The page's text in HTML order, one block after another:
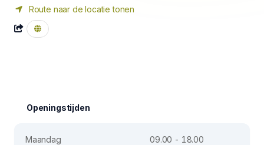
Route naar de locatie tonen
Openingstijden
Maandag
09.00 - 18.00